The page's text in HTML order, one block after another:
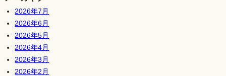
2026年7月
2026年6月
2026年5月
2026年4月
2026年3月
2026年2月